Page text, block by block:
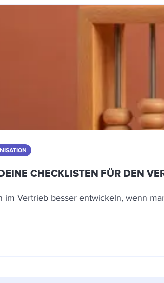
CHECKLISTEN FÜR DEN
im Vertrieb besser entwickeln, wenn